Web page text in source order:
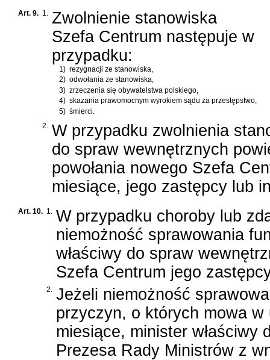
Art. 9. 1.
Zwolnienie stanowiska
Szefa Centrum następuje w
przypadku:
1) rezygnacji ze stanowiska,
2) odwołania ze stanowiska,
3) zrzeczenia się obywatelstwa polskiego,
4) skazania prawomocnym wyrokiem sądu za przestępstwo,
5) śmierci.
2.
W przypadku zwolnienia
do spraw wewnętrznych
powołania nowego Szefa
miesiące, jego zastępcy lub
Art. 10. 1.
W przypadku choroby lub
niemożność sprawowania
właściwy do spraw
Szefa Centrum jego
2.
Jeżeli niemożność
przyczyn, o których mowa
miesiące, minister właściwy
Prezesa Rady Ministrów z